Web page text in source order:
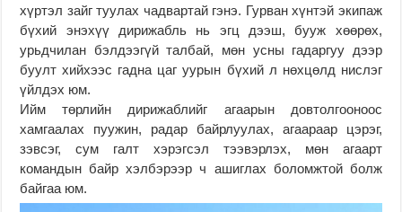
хүртэл зайг туулах чадвартай гэнэ. Гурван хүнтэй экипаж
бүхий энэхүү дирижабль нь эгц дээш, бууж хөөрөх,
урьдчилан бэлдээгүй талбай, мөн усны гадаргуу дээр
буулт хийхээс гадна цаг уурын бүхий л нөхцөлд нислэг
үйлдэх юм.
Ийм төрлийн дирижаблийг агаарын довтолгооноос
хамгаалах пуужин, радар байрлуулах, агаараар цэрэг,
зэвсэг, сум галт хэрэгсэл тээвэрлэх, мөн агаарт
командын байр хэлбэрээр ч ашиглах боломжтой болж
байгаа юм.